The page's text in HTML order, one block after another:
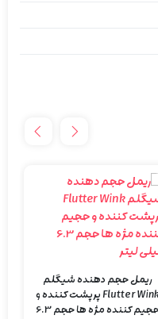
ریمل حجم دهنده شیگلم
Flutter Wink پرپشت کننده و
حجیم کننده مژه ها حجم 6.3